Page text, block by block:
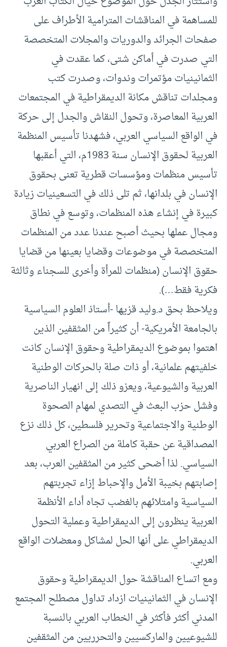
للمساهمة في المناقشات المترامية الأطراف على
صفحات الجرائد والدوريات والمجلات المتخصصة
التي صدرت في أماكن شتى، كما عقدت في
الثمانينيات مؤتمرات وندوات، وصدرت كتب
ومجلدات تناقش مكانة الديمقراطية في المجتمعات
العربية المعاصرة، وتحول النقاش والجدل إلى حركة
في الواقع السياسي العربي، فشهدنا تأسيس المنظمة
العربية لحقوق الإنسان سنة 1983م، التي أعقبها
تأسيس منظمات ومؤسسات قطرية تعنى بحقوق
الإنسان في بلدانها، ثم تلى ذلك في التسعينيات زيادة
كبيرة في إنشاء هذه المنظمات، وتوسع في نطاق
ومجال عملها بحيث أصبح عندنا عدد من المنظمات
المتخصصة في موضوعات وقضايا بعينها من قضايا
حقوق الإنسان (منظمات للمرأة وأخرى للسجناء وثالثة
فكرية فقط…).
ويلاحظ بحق د.وليد قزيها -أستاذ العلوم السياسية
بالجامعة الأمريكية- أن كثيراً من المثقفين الذين
اهتموا بموضوع الديمقراطية وحقوق الإنسان كانت
خلفيتهم علمانية، أو ذات صلة بالحركات الوطنية
العربية والشيوعية، ويعزو ذلك إلى انهيار الناصرية
وفشل حزب البعث في التصدي لمهام الصحوة
الوطنية والاجتماعية وتحرير فلسطين، كل ذلك نزع
المصداقية عن حقبة كاملة من الصراع العربي
السياسي. لذا أضحى كثير من المثقفين العرب، بعد
إصابتهم بخيبة الأمل والإحباط إزاء تجربتهم
السياسية وامتلائهم بالغضب تجاه أداء الأنظمة
العربية ينظرون إلى الديمقراطية وعملية التحول
الديمقراطي على أنها الحل لمشاكل ومعضلات الواقع
العربي.
ومع اتساع المناقشة حول الديمقراطية وحقوق
الإنسان في الثمانينيات ازداد تداول مصطلح المجتمع
المدني أكثر فأكثر في الخطاب العربي بالنسبة
للشيوعيين والماركسيين والتحرريين من المثقفين